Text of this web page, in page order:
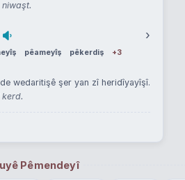
›
pêameyîş pêkerdiş +3
wedaritişê şer yan zî heridîyayîşî.
Pêmendeyî